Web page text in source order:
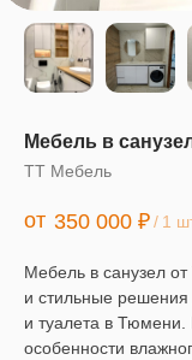
Мебель в
ТТ Мебель
350 000 ₽/ 1
Мебель в санузел
и стильные
и туалета в
особенности